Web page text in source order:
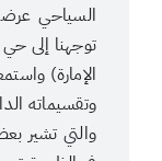
السياحي
توجهنا إلى حي
الإمارة)
وتقسيماته
والتي تشير